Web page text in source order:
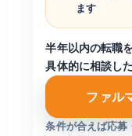
ます
半年以内の転職
具体的に相談し
ファル
条件が合えば応募